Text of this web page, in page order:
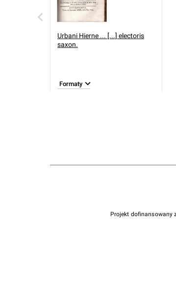
Urbani Hierne ... [...] electoris
saxon.
Formaty
Projekt dofinansowany